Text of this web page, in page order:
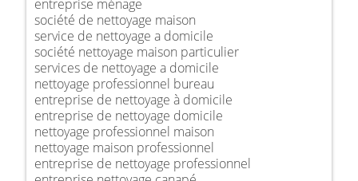
entreprise ménage
société de nettoyage maison
service de nettoyage a domicile
société nettoyage maison particulier
services de nettoyage a domicile
nettoyage professionnel bureau
entreprise de nettoyage à domicile
entreprise de nettoyage domicile
nettoyage professionnel maison
nettoyage maison professionnel
entreprise de nettoyage professionnel